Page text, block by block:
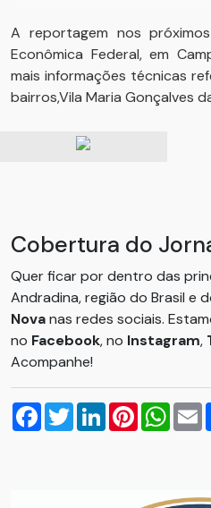
A reportagem nos
Econômica Federal, em
mais informações técnicas
bairros,Vila Maria Gonçalves
Cobertura do
Quer ficar por dentro das
Andradina, região do Brasil e
Novanas redes sociais.
no Facebook, no Instagram,
Acompanhe!
Facebook
TwitterLinkedInPinterest